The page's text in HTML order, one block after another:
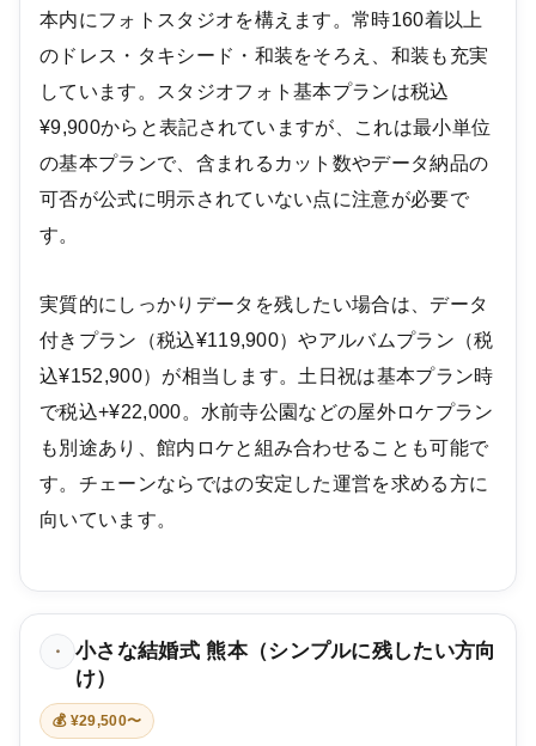
本内にフォトスタジオを構えます。常時160着以上
のドレス・タキシード・和装をそろえ、和装も充実
しています。スタジオフォト基本プランは税込
¥9,900からと表記されていますが、これは最小単位
の基本プランで、含まれるカット数やデータ納品の
可否が公式に明示されていない点に注意が必要で
す。
実質的にしっかりデータを残したい場合は、データ
付きプラン（税込¥119,900）やアルバムプラン（税
込¥152,900）が相当します。土日祝は基本プラン時
で税込+¥22,000。水前寺公園などの屋外ロケプラン
も別途あり、館内ロケと組み合わせることも可能で
す。チェーンならではの安定した運営を求める方に
向いています。
・
小さな結婚式 熊本（シンプルに残したい方向
け）
💰 ¥29,500〜